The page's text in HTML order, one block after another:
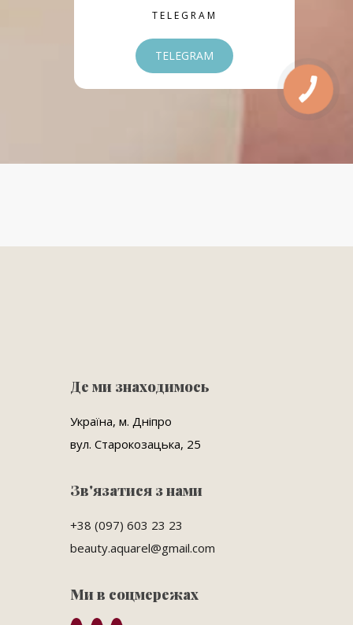
TELEGRAM
TELEGRAM
Де ми знаходимось
Україна, м. Дніпро
вул. Старокозацька, 25
Зв'язатися з нами
+38 (097) 603 23 23
beauty.aquarel@gmail.com
Ми в соцмережах